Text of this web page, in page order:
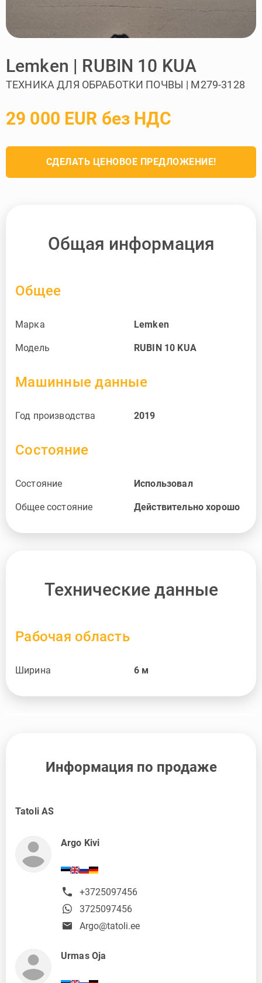
Lemken | RUBIN 10 KUA
ТЕХНИКА ДЛЯ ОБРАБОТКИ ПОЧВЫ | M279-3128
29 000 EUR без НДС
СДЕЛАТЬ ЦЕНОВОЕ ПРЕДЛОЖЕНИЕ!
Общая информация
Общее
Марка Lemken
Модель RUBIN 10 KUA
Машинные данные
Год производства 2019
Состояние
Состояние Использовал
Общее состояние Действительно хорошо
Технические данные
Рабочая область
Ширина 6 м
Информация по продаже
Tatoli AS
Argo Kivi
+3725097456
3725097456
Argo@tatoli.ee
Urmas Oja